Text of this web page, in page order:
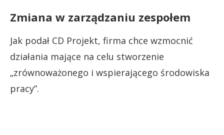
Zmiana w zarządzaniu zespołem
Jak podał CD Projekt, firma chce wzmocnić
działania mające na celu stworzenie
„zrównoważonego i wspierającego środowiska
pracy”.